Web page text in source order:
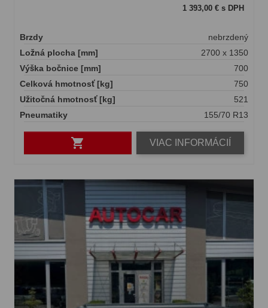
1 393,00 € s DPH
Brzdy
nebrzdený
Ložná plocha [mm]
2700 x 1350
Výška bočnice [mm]
700
Celková hmotnosť [kg]
750
Užitočná hmotnosť [kg]
521
Pneumatiky
155/70 R13
 VIAC INFORMÁCIÍ